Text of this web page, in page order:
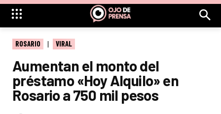
ROSARIO VIRAL
Aumentan el monto del
préstamo «Hoy Alquilo» en
Rosario a 750 mil pesos